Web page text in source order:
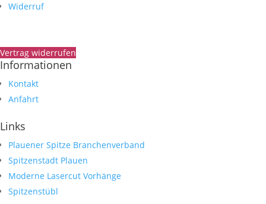
Widerruf
Vertrag widerrufen
Informationen
Kontakt
Anfahrt
Links
Plauener Spitze Branchenverband
Spitzenstadt Plauen
Moderne Lasercut Vorhänge
Spitzenstübl